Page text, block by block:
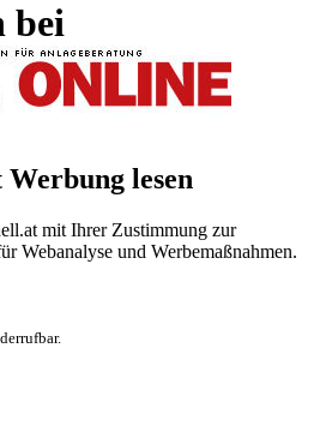
bei
lesen
mit Ihrer Zustimmung zur
Webanalyse und Werbemaßnahmen.